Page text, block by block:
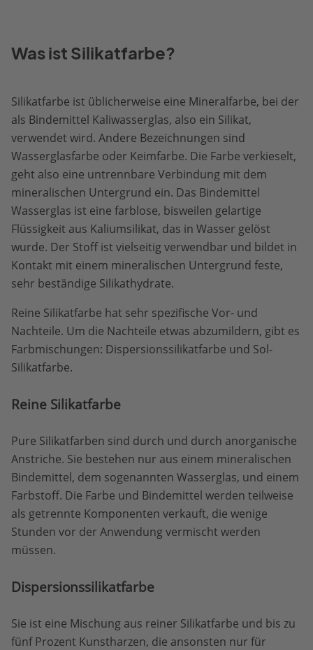
Was ist Silikatfarbe?
Silikatfarbe ist üblicherweise eine Mineralfarbe, bei der
als Bindemittel Kaliwasserglas, also ein Silikat,
verwendet wird. Andere Bezeichnungen sind
Wasserglasfarbe oder Keimfarbe. Die Farbe verkieselt,
geht also eine untrennbare Verbindung mit dem
mineralischen Untergrund ein. Das Bindemittel
Wasserglas ist eine farblose, bisweilen gelartige
Flüssigkeit aus Kaliumsilikat, das in Wasser gelöst
wurde. Der Stoff ist vielseitig verwendbar und bildet in
Kontakt mit einem mineralischen Untergrund feste,
sehr beständige Silikathydrate.
Reine Silikatfarbe hat sehr spezifische Vor- und
Nachteile. Um die Nachteile etwas abzumildern, gibt es
Farbmischungen: Dispersionssilikatfarbe und Sol-
Silikatfarbe.
Reine Silikatfarbe
Pure Silikatfarben sind durch und durch anorganische
Anstriche. Sie bestehen nur aus einem mineralischen
Bindemittel, dem sogenannten Wasserglas, und einem
Farbstoff. Die Farbe und Bindemittel werden teilweise
als getrennte Komponenten verkauft, die wenige
Stunden vor der Anwendung vermischt werden
müssen.
Dispersionssilikatfarbe
Sie ist eine Mischung aus reiner Silikatfarbe und bis zu
fünf Prozent Kunstharzen, die ansonsten nur für